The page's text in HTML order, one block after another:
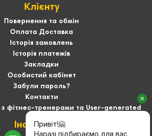
Клієнту
Повернення та обмін
Оплата Доставка
Історія замовлень
Історія платежів
Закладки
Особистий кабінет
Забули пароль?
Контакти
з фітнес-тренерами та User-generated
Інформація